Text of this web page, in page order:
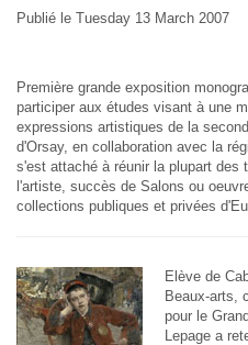
Publié le Tuesday 13 March 2007
Première grande exposition
participer aux études visant à une
expressions artistiques de la
d'Orsay, en collaboration avec la
s'est attaché à réunir la plupart des
l'artiste, succès de Salons ou
collections publiques et privées
Elève de
Beaux-arts,
pour le
Lepage a